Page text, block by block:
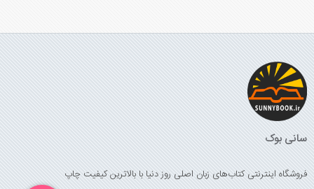
سانی بوک
فروشگاه اینترنتی کتاب‌های زبان اصلی روز دنیا با بالاترین کیفیت چاپ